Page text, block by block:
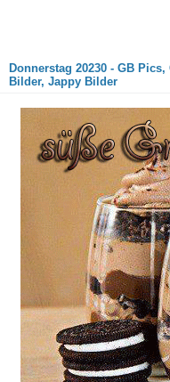
Donnerstag 20230 - GB
Bilder, Jappy Bilder